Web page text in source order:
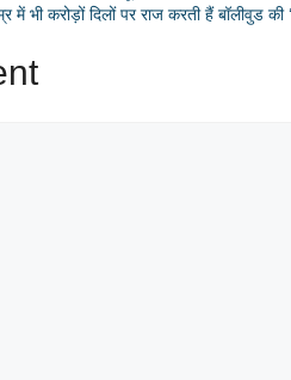
करोड़ों दिलों पर राज करती हैं बॉलीवुड की